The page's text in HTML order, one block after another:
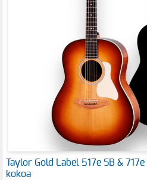
Taylor Gold Label 517e SB &
kokoa